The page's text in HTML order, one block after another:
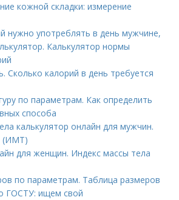
кожной складки: измерение
нужно употреблять в день мужчине,
Калькулятор нормы
Сколько калорий в день требуется
по параметрам. Как определить
способа
калькулятор онлайн для мужчин.
(ИМТ)
для женщин. Индекс массы тела
по параметрам. Таблица размеров
ГОСТУ: ищем свой